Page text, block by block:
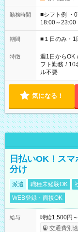
勤務時間
■シフト例 ・
18:00～23:00
etc ★最短で3時間で5,120円のお仕事から 15時間で2万円近く稼
げるお仕事も！ ご希望のお時間に合わせてご紹介！ ※
ください！
期間 ■１日のみ・1
特徴 週1日からOK /
フト勤務 / 10
ル不要
気になる！
日払いOK！ス
分け
派遣 職種未経験OK
WEB登録・面接OK
給与
時給1,500円
交通費別